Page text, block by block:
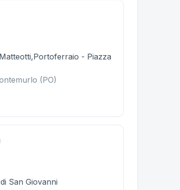
- Piazza
(PO)
San Giovanni